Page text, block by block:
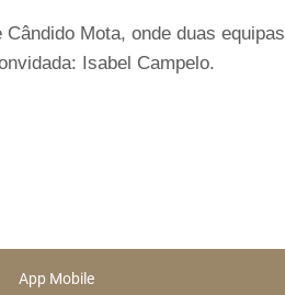
Mota, onde duas equipas
Isabel Campelo.
App Mobile